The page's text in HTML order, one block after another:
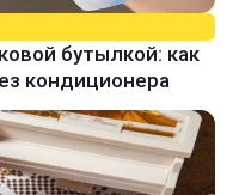
бутылкой: как
кондиционера